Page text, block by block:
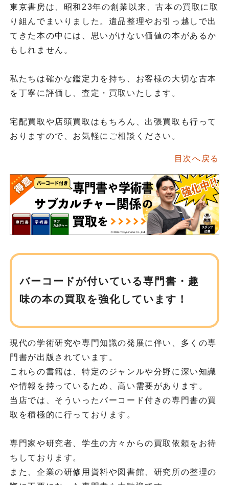
東京書房は、昭和23年の創業以来、古本の買取に取
り組んでまいりました。遺品整理やお引っ越しで出
てきた本の中には、思いがけない価値の本があるか
もしれません。
私たちは確かな鑑定力を持ち、お客様の大切な古本
を丁寧に評価し、査定・買取いたします。
宅配買取や店頭買取はもちろん、出張買取も行って
おりますので、お気軽にご相談ください。
目次へ戻る
バーコードが付いている専門書・趣
味の本の買取を強化しています！
現代の学術研究や専門知識の発展に伴い、多くの専
門書が出版されています。
これらの書籍は、特定のジャンルや分野に深い知識
や情報を持っているため、高い需要があります。
当店では、そういったバーコード付きの専門書の買
取を積極的に行っております。
専門家や研究者、学生の方々からの買取依頼をお待
ちしております。
また、企業の研修用資料や図書館、研究所の整理の